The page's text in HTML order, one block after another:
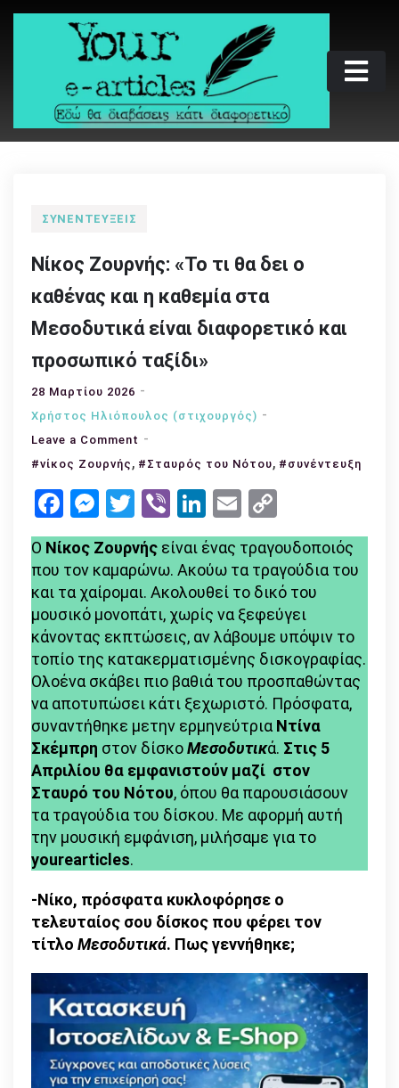
Skip
Your e-articles
Εδώ θα διαβάσεις κάτι διαφορετικό
ΣΥΝΕΝΤΕΎΞΕΙΣ
Νίκος Ζουρνής: «Το τι θα δει ο
καθένας και η καθεμία στα
Μεσοδυτικά είναι διαφορετικό και
προσωπικό ταξίδι»
28 Μαρτίου 2026
Χρήστος Ηλιόπουλος (στιχουργός)
Leave a Comment on
Νίκος
«Το
θα
δει
ο
καθένας
και
η
καθεμία
στα
Μεσοδυτικά
είναι
διαφορετικό
και
προσωπικό
ταξίδι»
#νίκος Ζουρνής , #Σταυρός του Νότου, #συνέντευξη
Facebook
Messenger
Twitter
ViberLinkedIn
Email
Link
Ο Νίκος Ζουρνής είναι ένας τραγουδοποιός
που τον καμαρώνω. Ακούω τα τραγούδια του
και τα χαίρομαι. Ακολουθεί το δικό του
μουσικό μονοπάτι, χωρίς να ξεφεύγει
κάνοντας εκπτώσεις, αν λάβουμε υπόψιν το
τοπίο της κατακερματισμένης δισκογραφίας.
Ολοένα σκάβει πιο βαθιά του προσπαθώντας
να αποτυπώσει κάτι ξεχωριστό. Πρόσφατα,
συναντήθηκε μετην ερμηνεύτριαΝτίνα
Σκέμπρη στον δίσκοΜεσοδυτικά. Στις 5
Απριλίου θα εμφανιστούν μαζί στον
Σταυρό του Νότου, όπου θα παρουσιάσουν
τα τραγούδια του δίσκου. Με αφορμή αυτή
την μουσική εμφάνιση, μιλήσαμε για το
yourearticles.
-Νίκο, πρόσφατα κυκλοφόρησε ο
τελευταίος σου δίσκος που φέρει τον
τίτλο Μεσοδυτικά. Πως γεννήθηκε;